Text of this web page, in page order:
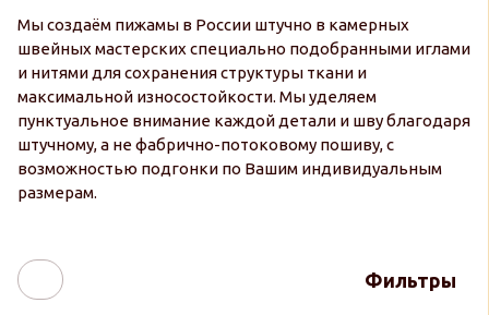
Мы создаём пижамы в России штучно в камерных
швейных мастерских специально подобранными иглами
и нитями для сохранения структуры ткани и
максимальной износостойкости. Мы уделяем
пунктуальное внимание каждой детали и шву благодаря
штучному, а не фабрично-потоковому пошиву, с
возможностью подгонки по Вашим индивидуальным
размерам.
Фильтры